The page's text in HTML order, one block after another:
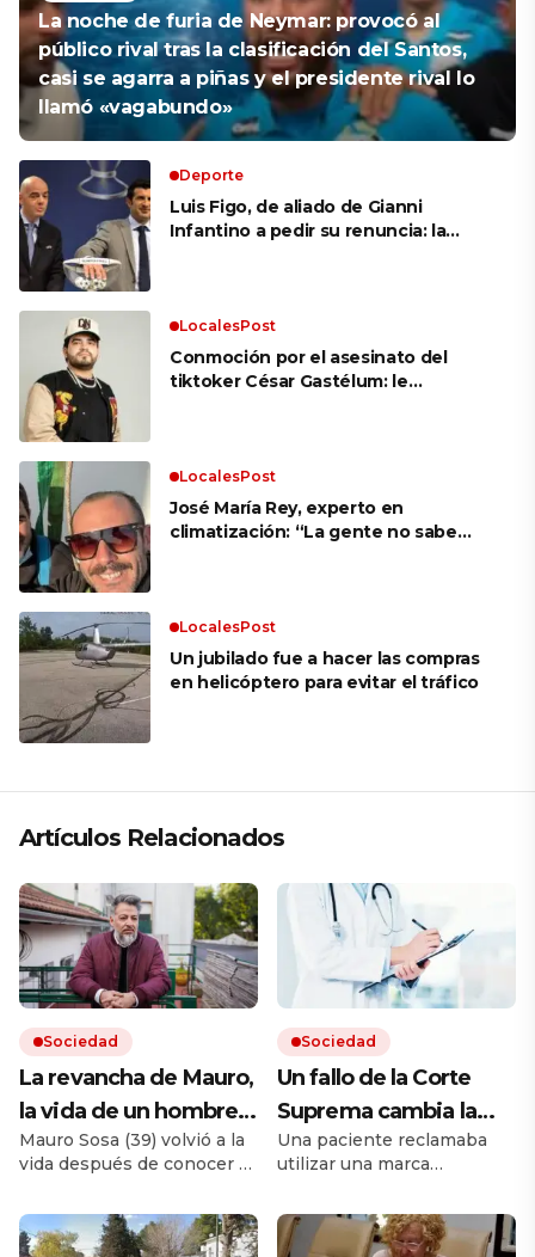
La noche de furia de Neymar: provocó al
público rival tras la clasificación del Santos,
casi se agarra a piñas y el presidente rival lo
llamó «vagabundo»
Deporte
Luis Figo, de aliado de Gianni
Infantino a pedir su renuncia: la
LocalesPost
Conmoción por el asesinato del
tiktoker César Gastélum: le
LocalesPost
José María Rey, experto en
climatización: “La gente no sabe
LocalesPost
Un jubilado fue a hacer las compras
en helicóptero para evitar el tráfico
Artículos Relacionados
Sociedad
La revancha de Mauro,
la vida de un hombre
que vivía en la calle y
pudo reencontrar su
rumbo: «Ya no me
reprocho»
Mauro Sosa (39) volvió a la
vida después de conocer el
incertidumbre de no tener
techo. Hoy trabaja y alquila
Sociedad
Un fallo de la Corte
Suprema cambia la
forma en que las
prepagas deben cubrir
los medicamentos
más caros
Una paciente reclamaba
utilizar una marca
disponible otra nacional. La
Cámara le había dado la